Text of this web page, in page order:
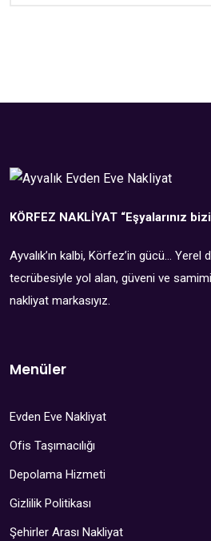
KÖRFEZ NAKLİYAT “Eşyalarınız
Ayvalık’ın kalbi, Körfez’in gücü… Yerel
tecrübesiyle yol alan, güveni ve
nakliyat markasıyız.
Menüler
Evden Eve Nakliyat
Ofis Taşımacılığı
Depolama Hizmeti
Gizlilik Politikası
Şehirler Arası Nakliyat